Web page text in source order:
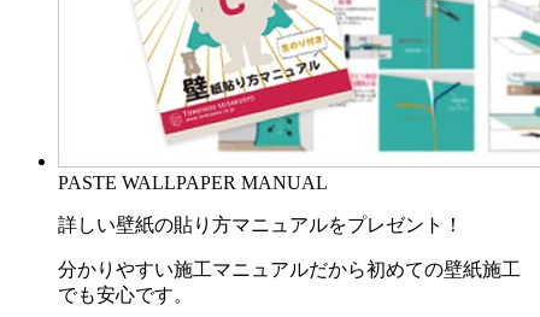
PASTE WALLPAPER MANUAL
詳しい壁紙の貼り方マニュアルをプレゼント！
分かりやすい施工マニュアルだから初めての壁紙施工
でも安心です。